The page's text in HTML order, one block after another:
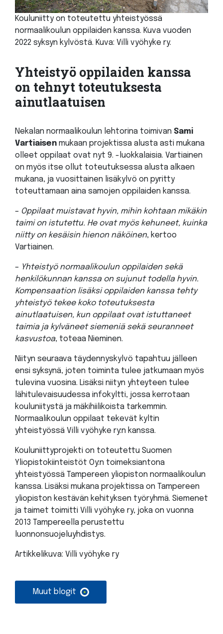
Kouluniitty on toteutettu yhteistyössä
normaalikoulun oppilaiden kanssa. Kuva vuoden
2022 syksyn kylvöstä. Kuva: Villi vyöhyke ry.
Yhteistyö oppilaiden kanssa
on tehnyt toteutuksesta
ainutlaatuisen
Nekalan normaalikoulun lehtorina toimivan Sami
Vartiaisen mukaan projektissa alusta asti mukana
olleet oppilaat ovat nyt 9. -luokkalaisia. Vartiainen
on myös itse ollut toteutuksessa alusta alkaen
mukana, ja vuosittainen lisäkylvö on pyritty
toteuttamaan aina samojen oppilaiden kanssa.
– Oppilaat muistavat hyvin, mihin kohtaan mikäkin
taimi on istutettu. He ovat myös kehuneet, kuinka
niitty on kesäisin hienon näköinen, kertoo
Vartiainen.
– Yhteistyö normaalikoulun oppilaiden sekä
henkilökunnan kanssa on sujunut todella hyvin.
Kompensaation lisäksi oppilaiden kanssa tehty
yhteistyö tekee koko toteutuksesta
ainutlaatuisen, kun oppilaat ovat istuttaneet
taimia ja kylväneet siemeniä sekä seuranneet
kasvustoa, toteaa Nieminen.
Niityn seuraava täydennyskylvö tapahtuu jälleen
ensi syksynä, joten toiminta tulee jatkumaan myös
tulevina vuosina. Lisäksi niityn yhteyteen tulee
lähitulevaisuudessa infokyltti, jossa kerrotaan
kouluniitystä ja mäkihiilikoista tarkemmin.
Normaalikoulun oppilaat tekevät kyltin
yhteistyössä Villi vyöhyke ry:n kanssa.
Kouluniittyprojekti on toteutettu Suomen
Yliopistokiinteistöt Oy:n toimeksiantona
yhteistyössä Tampereen yliopiston normaalikoulun
kanssa. Lisäksi mukana projektissa on Tampereen
yliopiston kestävän kehityksen työryhmä. Siemenet
ja taimet toimitti Villi vyöhyke ry, joka on vuonna
2013 Tampereella perustettu
luonnonsuojeluyhdistys.
Artikkelikuva: Villi vyöhyke ry
Muut blogit